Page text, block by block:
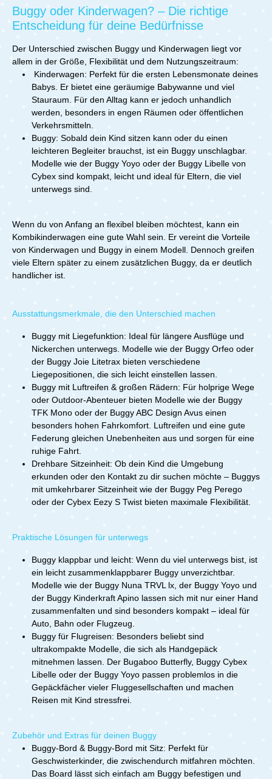
APINO Kinderwagen – deinen zuverlässigen Partner für
unterwegs. Erlebe, wie einfach und komfortabel
Kinderwagen sein können, und genieße unbeschwerte
Buggy ist nicht nur ein praktisches, sondern auch ein
stilvolles Accessoire, das in deinem Alltag nicht fehlen
darf. Bestelle ihn jetzt und profitiere von den vielen
Vorteilen, die der APINO dir und deinem Kind
bietet!Technische Daten:verwendbar ab der Geburt bis
22 kg Gewicht: 7,5 kgZusammengeklappt: 47 x 58 x
34,5 cm (ohne SicherheitsbügelAufgebaut: 93 x 47 x 99
cmLieferumfang:1x Kinderkraft Apino dune beige Buggy
auch herausnehmbar und pflegeleicht. So lässt sich der
Look des Kinderwagens schnell ändern und die
Sitzeinlage bei Bedarf separat reinigen. Zusätzliche
Details für maximalen Komfort und Mobilität Der tfk
mono3 überzeugt auch im Alltag durch clevere
Features. Der schwenkbare Bauchbügel erleichtert den
Ein- und Ausstieg deines Kindes. Schmutz- und
wasserabweisende Stoffe mit UV-Schutz 50+ schützen
dein Kind vor Wetter und Sonne. Mehrere Stauräume
bieten Platz für alles Wichtige, vom Einkauf bis zur
Wickeltasche. Die reflektierenden Bänder an Verdeck
und Korb erhöhen die Sichtbarkeit in der Dämmerung,
sodass du auch abends sicher unterwegs bist. Für
jedes Abenteuer gerüstet: Zum Joggen geeignet und
zugelassen Besonders für sportliche Eltern ist der tfk
mono3 der ideale Begleiter. Er ist offiziell zum Joggen
zugelassen und hält auch höheren Geschwindigkeiten
perfekt für aktive Eltern, die gerne joggen oder outdoor
unterwegs sind. Kompakt und einfach
transportierbar Auch in Sachen Mobilität punktet der tfk
mono3. Der Kinderwagen lässt sich unkompliziert und
kompakt zusammenfalten und passt so in nahezu jedes
Auto. Mit wenigen Handgriffen ist er wieder
perfekte Wahl für Eltern, die ihren Alltag aktiv gestalten
wollen. Vom Neugeborenen bis zum Kleinkind – der tfk
mono3 ist ein treuer Begleiter in jeder
Entwicklungsphase. Dank innovativer Features,
robustem Design und hochwertigen Materialien meistert
er jeden Untergrund und jede
Herausforderung.Technische Details:Kombieinheit
cmSchiebestangenhöhe: 76 - 124 cm Klappmaß mit
Rädern: 92 x 57 x 48 cm Klappmaß ohne Räder: 74 x
50 x 46 cmLiegefläche bis Fußbrett: 95 x 32
cm Liegefläche Wanne: 79 x 34 cm Sitzfläche: 23 x 32
cm Rückenlehne: 53 x 34 cm Gesamtbelastung: 27
kg Gewicht: 13,7 kgLieferumfang: TFK Mono 3
Buggy oder Kinderwagen? – Die richtige
Entscheidung für deine Bedürfnisse
Der Unterschied zwischen Buggy und Kinderwagen liegt vor
allem in der Größe, Flexibilität und dem Nutzungszeitraum:
Kinderwagen: Perfekt für die ersten Lebensmonate deines
Babys. Er bietet eine geräumige Babywanne und viel
Stauraum. Für den Alltag kann er jedoch unhandlich
werden, besonders in engen Räumen oder öffentlichen
Verkehrsmitteln.
Buggy: Sobald dein Kind sitzen kann oder du einen
leichteren Begleiter brauchst, ist ein Buggy unschlagbar.
Modelle wie der Buggy Yoyo oder der Buggy Libelle von
Cybex sind kompakt, leicht und ideal für Eltern, die viel
unterwegs sind.
Wenn du von Anfang an flexibel bleiben möchtest, kann ein
Kombikinderwagen eine gute Wahl sein. Er vereint die Vorteile
von Kinderwagen und Buggy in einem Modell. Dennoch greifen
viele Eltern später zu einem zusätzlichen Buggy, da er deutlich
handlicher ist.
Ausstattungsmerkmale, die den Unterschied machen
Buggy mit Liegefunktion: Ideal für längere Ausflüge und
Nickerchen unterwegs. Modelle wie der Buggy Orfeo oder
der Buggy Joie Litetrax bieten verschiedene
Liegepositionen, die sich leicht einstellen lassen.
Buggy mit Luftreifen & großen Rädern: Für holprige Wege
oder Outdoor-Abenteuer bieten Modelle wie der Buggy
TFK Mono oder der Buggy ABC Design Avus einen
besonders hohen Fahrkomfort. Luftreifen und eine gute
Federung gleichen Unebenheiten aus und sorgen für eine
ruhige Fahrt.
Drehbare Sitzeinheit: Ob dein Kind die Umgebung
erkunden oder den Kontakt zu dir suchen möchte – Buggys
mit umkehrbarer Sitzeinheit wie der Buggy Peg Perego
oder der Cybex Eezy S Twist bieten maximale Flexibilität.
Praktische Lösungen für unterwegs
Buggy klappbar und leicht: Wenn du viel unterwegs bist, ist
ein leicht zusammenklappbarer Buggy unverzichtbar.
Modelle wie der Buggy Nuna TRVL lx, der Buggy Yoyo und
der Buggy Kinderkraft Apino lassen sich mit nur einer Hand
zusammenfalten und sind besonders kompakt – ideal für
Auto, Bahn oder Flugzeug.
Buggy für Flugreisen: Besonders beliebt sind
ultrakompakte Modelle, die sich als Handgepäck
mitnehmen lassen. Der Bugaboo Butterfly, Buggy Cybex
Libelle oder der Buggy Yoyo passen problemlos in die
Gepäckfächer vieler Fluggesellschaften und machen
Reisen mit Kind stressfrei.
Zubehör und Extras für deinen Buggy
Buggy-Bord & Buggy-Bord mit Sitz: Perfekt für
Geschwisterkinder, die zwischendurch mitfahren möchten.
Das Board lässt sich einfach am Buggy befestigen und